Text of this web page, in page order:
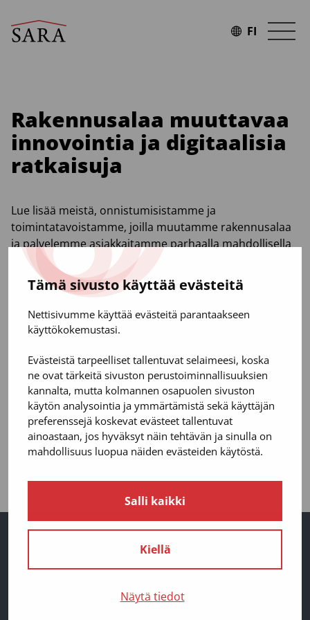
Tämä sivusto käyttää evästeitä
Nettisivumme käyttää evästeitä parantaakseen
käyttökokemustasi.
Evästeistä tarpeelliset tallentuvat selaimeesi, koska
ne ovat tärkeitä sivuston perustoiminnallisuuksien
kannalta, mutta kolmannen osapuolen sivuston
käytön analysointia ja ymmärtämistä sekä käyttäjän
preferenssejä koskevat evästeet tallentuvat
ainoastaan, jos hyväksyt näin tehtävän ja sinulla on
mahdollisuus luopua näiden evästeiden käytöstä.
Salli kaikki
Kiellä
Näytä tiedot
sisältöön
FI
Rakennusalaa muuttavaa
innovointia ja digitaalisia
ratkaisuja
Lue lisää meistä, onnistumisistamme ja
toimintatavoistamme, joilla muutamme rakennusalaa
ja palvelemme asiakkaitamme parhaalla mahdollisella
tavalla.
Blogi
Uratarina
Tulli Business Park, Åkerlundinkatu 11, 33100 Tampere